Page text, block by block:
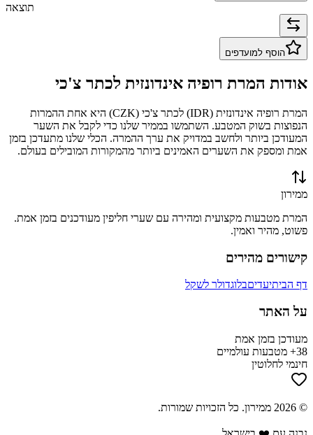
תוצאה
הוסף למועדפים
אודות המרת רופיה אינדונזית לכתר צ'כי
המרת רופיה אינדונזית (
IDR) לכתר צ'כי (
CZK) היא אחת ההמרות
הנפוצות בשוק המטבע. השתמשו בממיר שלנו כדי לקבל את השער
המעודכן ביותר ולחשב במדויק את ערך ההמרה. הכלי שלנו מתעדכן בזמן
אמת ומספק את השערים האמינים ביותר מהמקורות המובילים בעולם.
ממירון
המרת מטבעות מקצועית ומהירה עם שערי חליפין מעודכנים בזמן אמת.
פשוט, מהיר ואמין.
קישורים מהירים
דף הביתיעדיםבלוגדולר לשקל
על האתר
מעודכן בזמן אמת
38+ מטבעות עולמיים
חינמי לחלוטין
©
2026 ממירון. כל הזכויות שמורות.